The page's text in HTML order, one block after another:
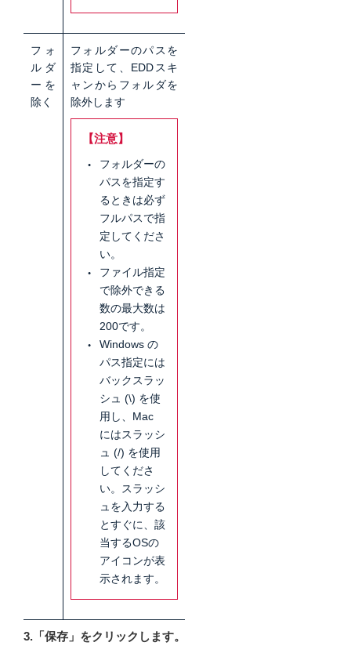
フォ
ルダ
ーを
除く
フォルダーのパスを
指定して、EDDスキ
ャンからフォルダを
除外します
【注意】
フォルダーの
パスを指定す
るときは必ず
フルパスで指
定してくださ
い。
ファイル指定
で除外できる
数の最大数は
200です。
Windows の
パス指定には
バックスラッ
シュ (\) を使
用し、Mac
にはスラッシ
ュ (/) を使用
してくださ
い。スラッシ
ュを入力する
とすぐに、該
当するOSの
アイコンが表
示されます。
3.「保存」をクリックします。